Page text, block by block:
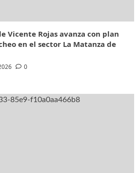
Vicente Rojas avanza con plan
en el sector La Matanza de
0